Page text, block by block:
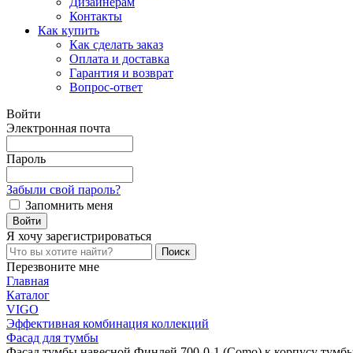
Контакты
Как купить
Как сделать заказ
Оплата и доставка
Гарантия и возврат
Вопрос-ответ
Войти
Электронная почта
Пароль
Забыли свой пароль?
Запомнить меня
Я хочу зарегистрироваться
Перезвоните мне
Главная
Каталог
VIGO
Эффективная комбинация коллекций
Фасад для тумбы